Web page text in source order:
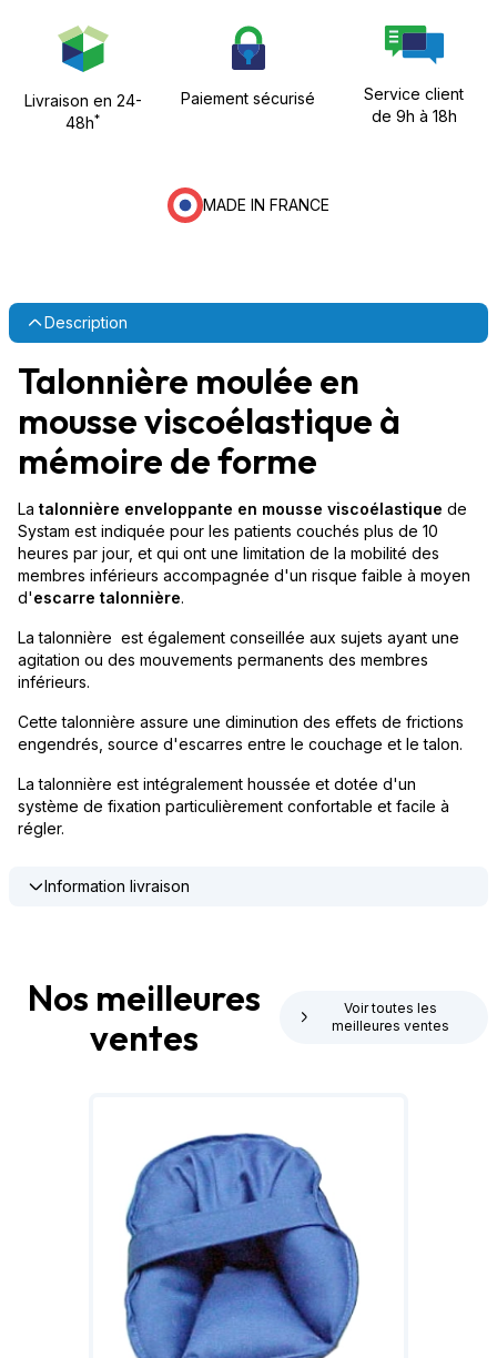
Livraison en 24-
48h*
Paiement sécurisé
Service client
de 9h à 18h
MADE IN FRANCE
Description
Talonnière moulée en
mousse viscoélastique à
mémoire de forme
La talonnière enveloppante en mousse viscoélastique de
Systam est indiquée pour les patients couchés plus de 10
heures par jour, et qui ont une limitation de la mobilité des
membres inférieurs accompagnée d'un risque faible à moyen
d'escarre talonnière.
La talonnière est également conseillée aux sujets ayant une
agitation ou des mouvements permanents des membres
inférieurs.
Cette talonnière assure une diminution des effets de frictions
engendrés, source d'escarres entre le couchage et le talon.
La talonnière est intégralement houssée et dotée d'un
système de fixation particulièrement confortable et facile à
régler.
Information livraison
Nos meilleures
ventes
Voir toutes les
meilleures ventes